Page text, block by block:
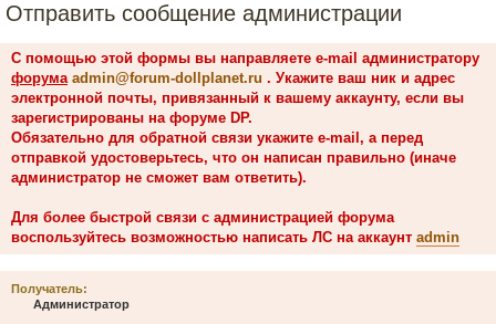
Отправить сообщение администрации
С помощью этой формы вы направляете e-mail администратору
форума admin@forum-dollplanet.ru . Укажите ваш ник и адрес
электронной почты, привязанный к вашему аккаунту, если вы
зарегистрированы на форуме DP.
Обязательно для обратной связи укажите e-mail, а перед
отправкой удостоверьтесь, что он написан правильно (иначе
администратор не сможет вам ответить).
Для более быстрой связи с администрацией форума
воспользуйтесь возможностью написать ЛС на аккаунт admin
Получатель:
Администратор